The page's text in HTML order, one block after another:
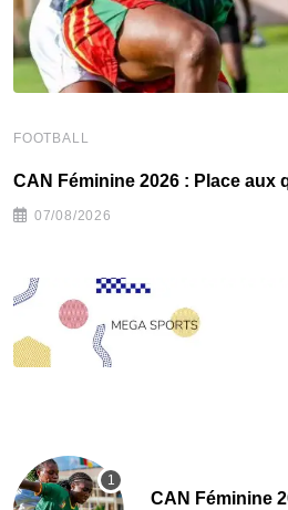
FOOTBALL
CAN Féminine 2026 : Place aux
07/08/2026
CAN Féminine